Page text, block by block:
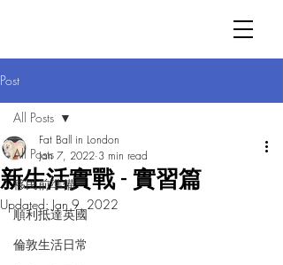
Post
All Posts
移民前準備
順利抵達英國
倫敦生活日常
All Posts
新生活實戰 - 實習篇
Fat Ball in London
Jan 7, 2022 3 min read
Updated: Jan 9, 2022